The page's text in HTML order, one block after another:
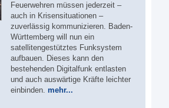
Feuerwehren müssen jederzeit –
auch in Krisensituationen –
zuverlässig kommunizieren. Baden-
Württemberg will nun ein
satellitengestütztes Funksystem
aufbauen. Dieses kann den
bestehenden Digitalfunk entlasten
und auch auswärtige Kräfte leichter
einbinden. mehr...